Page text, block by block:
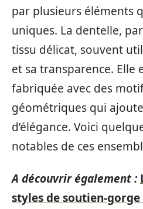
par plusieurs éléments
uniques. La dentelle,
tissu délicat, souvent
et sa transparence. Elle
fabriquée avec des
géométriques qui
d’élégance. Voici
notables de ces
A découvrir également :
styles de soutien-